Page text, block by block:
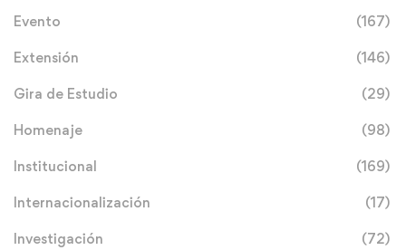
Evento (167)
Extensión (146)
Gira de Estudio (29)
Homenaje (98)
Institucional (169)
Internacionalización (17)
Investigación (72)